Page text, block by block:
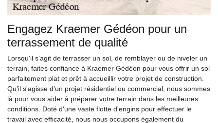
Engagez Kraemer Gédéon pour un
terrassement de qualité
Lorsqu'il s'agit de terrasser un sol, de remblayer ou de niveler un
terrain, faites confiance à Kraemer Gédéon pour vous offrir un sol
parfaitement plat et prêt à accueillir votre projet de construction.
Qu'il s'agisse d'un projet résidentiel ou commercial, nous sommes
là pour vous aider à préparer votre terrain dans les meilleures
conditions. Doté d'une vaste flotte d'engins pour effectuer le
travail avec efficacité, nous nous occupons également du